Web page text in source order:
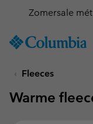
TO
SKIP
MAIN
Zomersale
Fleeces
Warme